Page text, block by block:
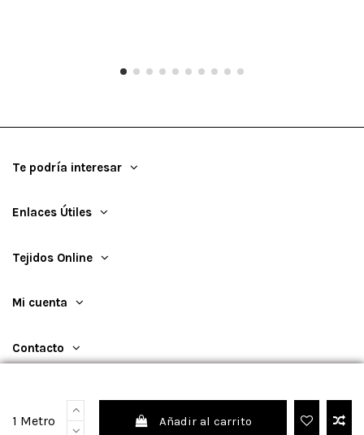
1 Metro Añadir al carrito
Te podría interesar
Enlaces Útiles
Tejidos Online
Mi cuenta
Contacto